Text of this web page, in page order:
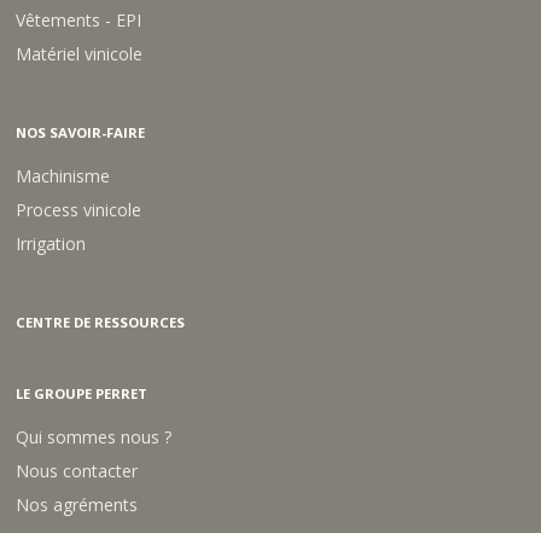
Vêtements - EPI
Matériel vinicole
NOS SAVOIR-FAIRE
Machinisme
Process vinicole
Irrigation
CENTRE DE RESSOURCES
LE GROUPE PERRET
Qui sommes nous ?
Nous contacter
Nos agréments